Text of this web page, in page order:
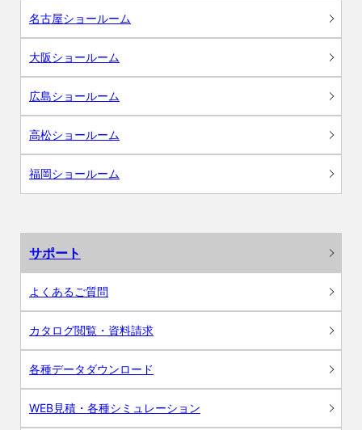
名古屋ショールーム
大阪ショールーム
広島ショールーム
高松ショールーム
福岡ショールーム
サポート
よくあるご質問
カタログ閲覧・資料請求
各種データダウンロード
WEB見積・各種シミュレーション